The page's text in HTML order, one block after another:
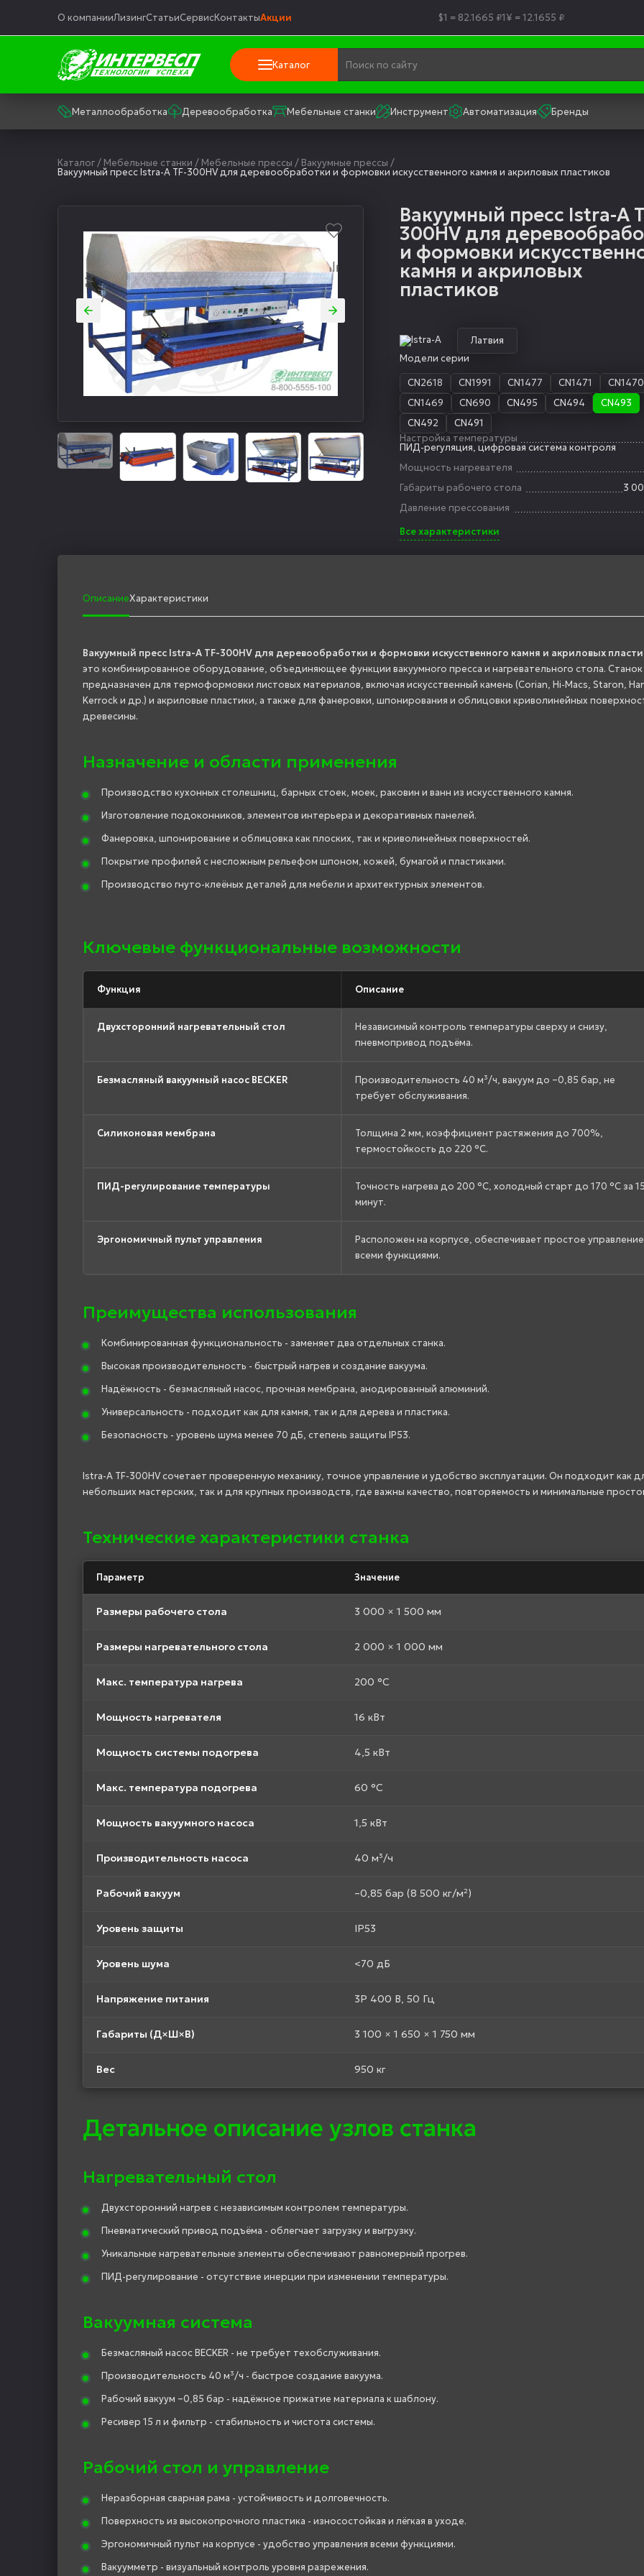
О компанииЛизингСтатьиСервисКонтактыАкции $1 = 82.1665 ₽1¥ = 12.1655 ₽
Каталог
Металлообработка Деревообработка Мебельные станки Инструмент Автоматизация Бренды
Каталог/ Мебельные станки / Мебельные прессы / Вакуумные прессы /
Вакуумный пресс Istra-A TF-300HV для деревообработки и формовки искусственного камня и акриловых пластиков
Вакуумный пресс Istra-A
300HV для
и формовки
камня и акриловых
пластиков
Латвия
Модели серии
CN2618
CN1991 CN1477 CN1471
CN1470
CN1469
CN690 CN495 CN494
CN493
CN492
CN491
Настройка температуры
ПИД-регуляция, цифровая система контроля
Мощность нагревателя
Габариты рабочего стола
3
Давление прессования
Все характеристики
ОписаниеХарактеристики
Вакуумный пресс Istra-A TF-300HV для деревообработки и формовки искусственного камня и акриловых
это комбинированное оборудование, объединяющее функции вакуумного пресса и нагревательного стола. Станок
предназначен для термоформовки листовых материалов, включая искусственный камень (Corian, Hi-Macs, Staron,
Kerrock и др.) и акриловые пластики, а также для фанеровки, шпонирования и облицовки криволинейных
древесины.
Назначение и области применения
Производство кухонных столешниц, барных стоек, моек, раковин и ванн из искусственного камня.
Изготовление подоконников, элементов интерьера и декоративных панелей.
Фанеровка, шпонирование и облицовка как плоских, так и криволинейных поверхностей.
Покрытие профилей с несложным рельефом шпоном, кожей, бумагой и пластиками.
Производство гнуто-клеёных деталей для мебели и архитектурных элементов.
Ключевые функциональные возможности
Функция Описание
Двухсторонний нагревательный стол
Независимый контроль температуры сверху и снизу,
пневмопривод подъёма.
Безмасляный вакуумный насос BECKER
Производительность 40 м³/ч, вакуум до –0,85 бар, не
требует обслуживания.
Силиконовая мембрана
Толщина 2 мм, коэффициент растяжения до 700%,
термостойкость до 220 °C.
ПИД-регулирование температуры
Точность нагрева до 200 °C, холодный старт до 170 °C за
минут.
Эргономичный пульт управления
Расположен на корпусе, обеспечивает простое управление
всеми функциями.
Преимущества использования
Комбинированная функциональность - заменяет два отдельных станка.
Высокая производительность - быстрый нагрев и создание вакуума.
Надёжность - безмасляный насос, прочная мембрана, анодированный алюминий.
Универсальность - подходит как для камня, так и для дерева и пластика.
Безопасность - уровень шума менее 70 дБ, степень защиты IP53.
Istra-A TF-300HV сочетает проверенную механику, точное управление и удобство эксплуатации. Он подходит как
небольших мастерских, так и для крупных производств, где важны качество, повторяемость и минимальные
Технические характеристики станка
Параметр Значение
Размеры рабочего стола 3 000 × 1 500 мм
Размеры нагревательного стола 2 000 × 1 000 мм
Макс. температура нагрева 200 °C
Мощность нагревателя 16 кВт
Мощность системы подогрева 4,5 кВт
Макс. температура подогрева 60 °C
Мощность вакуумного насоса 1,5 кВт
Производительность насоса 40 м³/ч
Рабочий вакуум –0,85 бар (8 500 кг/м²)
Уровень защиты IP53
Уровень шума <70 дБ
Напряжение питания 3P 400 В, 50 Гц
Габариты (Д×Ш×В) 3 100 × 1 650 × 1 750 мм
Вес 950 кг
Детальное описание узлов станка
Нагревательный стол
Двухсторонний нагрев с независимым контролем температуры.
Пневматический привод подъёма - облегчает загрузку и выгрузку.
Уникальные нагревательные элементы обеспечивают равномерный прогрев.
ПИД-регулирование - отсутствие инерции при изменении температуры.
Вакуумная система
Безмасляный насос BECKER - не требует техобслуживания.
Производительность 40 м³/ч - быстрое создание вакуума.
Рабочий вакуум –0,85 бар - надёжное прижатие материала к шаблону.
Ресивер 15 л и фильтр - стабильность и чистота системы.
Рабочий стол и управление
Неразборная сварная рама - устойчивость и долговечность.
Поверхность из высокопрочного пластика - износостойкая и лёгкая в уходе.
Эргономичный пульт на корпусе - удобство управления всеми функциями.
Вакуумметр - визуальный контроль уровня разрежения.